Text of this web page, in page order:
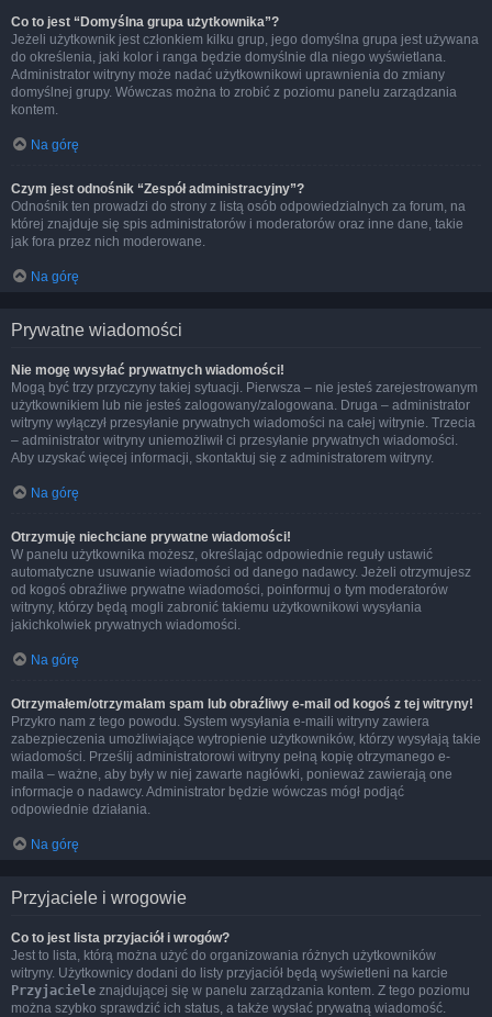
Co to jest “Domyślna grupa użytkownika”?
Jeżeli użytkownik jest członkiem kilku grup, jego domyślna grupa jest używana
do określenia, jaki kolor i ranga będzie domyślnie dla niego wyświetlana.
Administrator witryny może nadać użytkownikowi uprawnienia do zmiany
domyślnej grupy. Wówczas można to zrobić z poziomu panelu zarządzania
kontem.
Na górę
Czym jest odnośnik “Zespół administracyjny”?
Odnośnik ten prowadzi do strony z listą osób odpowiedzialnych za forum, na
której znajduje się spis administratorów i moderatorów oraz inne dane, takie
jak fora przez nich moderowane.
Na górę
Prywatne wiadomości
Nie mogę wysyłać prywatnych wiadomości!
Mogą być trzy przyczyny takiej sytuacji. Pierwsza – nie jesteś zarejestrowanym
użytkownikiem lub nie jesteś zalogowany/zalogowana. Druga – administrator
witryny wyłączył przesyłanie prywatnych wiadomości na całej witrynie. Trzecia
– administrator witryny uniemożliwił ci przesyłanie prywatnych wiadomości.
Aby uzyskać więcej informacji, skontaktuj się z administratorem witryny.
Na górę
Otrzymuję niechciane prywatne wiadomości!
W panelu użytkownika możesz, określając odpowiednie reguły ustawić
automatyczne usuwanie wiadomości od danego nadawcy. Jeżeli otrzymujesz
od kogoś obraźliwe prywatne wiadomości, poinformuj o tym moderatorów
witryny, którzy będą mogli zabronić takiemu użytkownikowi wysyłania
jakichkolwiek prywatnych wiadomości.
Na górę
Otrzymałem/otrzymałam spam lub obraźliwy e-mail od kogoś z tej witryny!
Przykro nam z tego powodu. System wysyłania e-maili witryny zawiera
zabezpieczenia umożliwiające wytropienie użytkowników, którzy wysyłają takie
wiadomości. Prześlij administratorowi witryny pełną kopię otrzymanego e-
maila – ważne, aby były w niej zawarte nagłówki, ponieważ zawierają one
informacje o nadawcy. Administrator będzie wówczas mógł podjąć
odpowiednie działania.
Na górę
Przyjaciele i wrogowie
Co to jest lista przyjaciół i wrogów?
Jest to lista, którą można użyć do organizowania różnych użytkowników
witryny. Użytkownicy dodani do listy przyjaciół będą wyświetleni na karcie
Przyjaciele znajdującej się w panelu zarządzania kontem. Z tego poziomu
można szybko sprawdzić ich status, a także wysłać prywatną wiadomość.